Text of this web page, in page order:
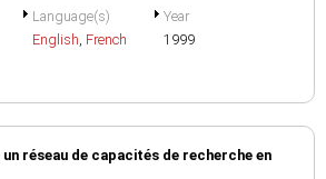
Language(s)
English, French
Year
1999
réseau de capacités de recherche en